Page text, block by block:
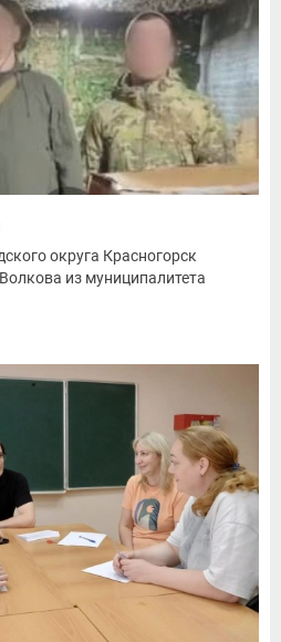
округа Красногорск
из муниципалитета